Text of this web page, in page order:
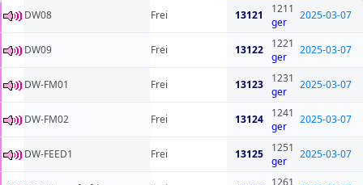
DW08 Frei 13121
1211
ger
2025-03-07
DW09 Frei 13122
1221
ger
2025-03-07
DW-FM01 Frei 13123
1231
ger
2025-03-07
DW-FM02 Frei 13124
1241
ger
2025-03-07
DW-FEED1 Frei 13125
1251
ger
2025-03-07
1261